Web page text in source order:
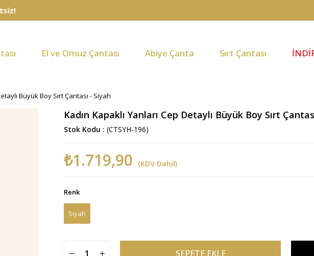
El ve Omuz Çantası Abiye Çanta Sırt Çantası
Büyük Boy Sırt Çantası - Siyah
Kadın Kapaklı Yanları Cep Detaylı Büyük Boy Sırt
Stok Kodu (CTSYH-196)
₺1.719,90 (KDV Dahil)
Renk
Siyah